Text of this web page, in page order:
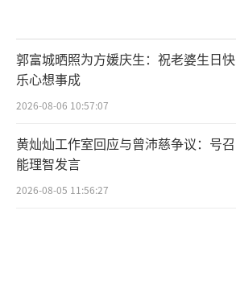
郭富城晒照为方媛庆生：祝老婆生日快
乐心想事成
2026-08-06 10:57:07
黄灿灿工作室回应与曾沛慈争议：号召
能理智发言
2026-08-05 11:56:27